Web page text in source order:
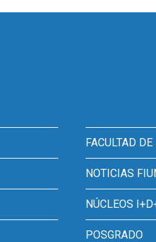
FACULTAD
NOTICIAS
NÚCLEOS
POSGRADO